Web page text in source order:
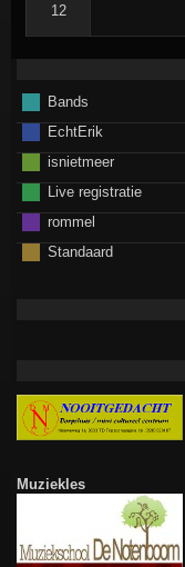
12
Bands
EchtErik
isnietmeer
Live registratie
rommel
Standaard
Muziekles